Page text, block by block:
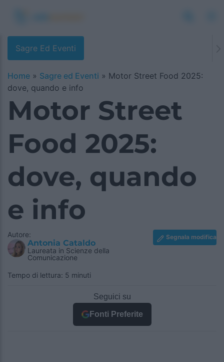
Sagre Ed Eventi
Home » Sagre ed Eventi » Motor Street Food 2025:
dove, quando e info
Motor Street
Food 2025:
dove, quando
e info
Autore:
Antonia Cataldo
Laureata in Scienze della
Comunicazione
Segnala modifica
Tempo di lettura: 5 minuti
Seguici su
Fonti Preferite